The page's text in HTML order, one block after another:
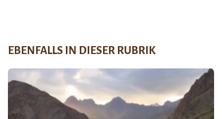
EBENFALLS IN DIESER RUBRIK